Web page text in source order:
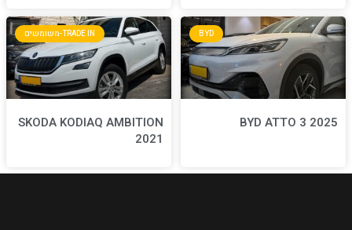
BYD TRADE IN-משומשים
SKODA KODIAQ AMBITION